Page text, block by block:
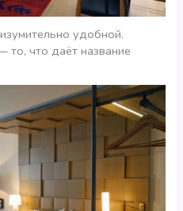
удобной.
то, что даёт название